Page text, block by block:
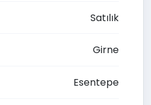
Satılık
Girne
Esentepe